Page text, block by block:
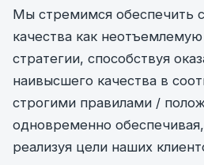
Мы стремимся обеспечить
качества как
стратегии, способствуя
наивысшего качества в
строгими правилами /
одновременно
реализуя цели наших